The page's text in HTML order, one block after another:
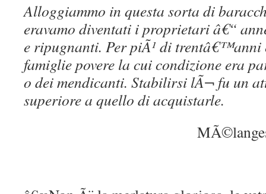
Alloggiammo in questa sorta di
eravamo diventati i proprietari â€“
e ripugnanti. Per piÃ¹ di trentâ€™anni
famiglie povere la cui condizione era
o dei mendicanti. Stabilirsi lÃ¬ fu un
superiore a quello di acquistarle.